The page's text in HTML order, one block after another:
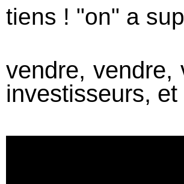
tiens ! "on" a
vendre, vendre,
investisseurs,